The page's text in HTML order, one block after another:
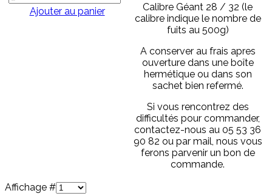
Ajouter au panier
Calibre Géant 28 / 32 (le
calibre indique le nombre de
fuits au 500g)
A conserver au frais apres
ouverture dans une boîte
hermétique ou dans son
sachet bien refermé.
Si vous rencontrez des
difficultés pour commander,
contactez-nous au 05 53 36
90 82 ou par mail, nous vous
ferons parvenir un bon de
commande.
Affichage #